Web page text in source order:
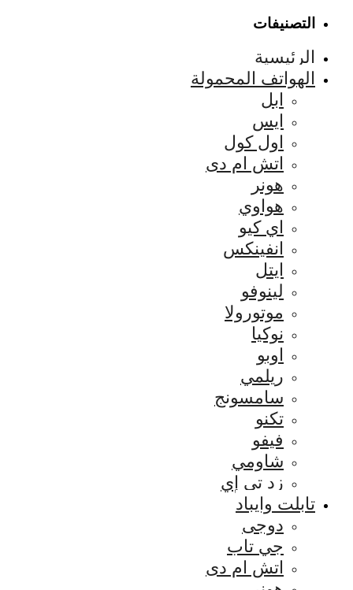
التصنيفات
الرئيسية
الهواتف المحمولة
ابل
ايس
اول كول
اتش ام دى
هونر
هواوي
اي كيو
انفينكس
ايتل
لينوفو
موتورولا
نوكيا
اوبو
ريلمي
سامسونج
تكنو
فيفو
شاومي
زد تي إي
تابلت وايباد
دوجى
جي تاب
اتش ام دى